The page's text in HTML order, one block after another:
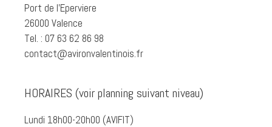
Port de l'Eperviere
26000 Valence
Tel. : 07 63 62 86 98
contact@avironvalentinois.fr
HORAIRES (voir planning suivant niveau)
Lundi 18h00-20h00 (AVIFIT)